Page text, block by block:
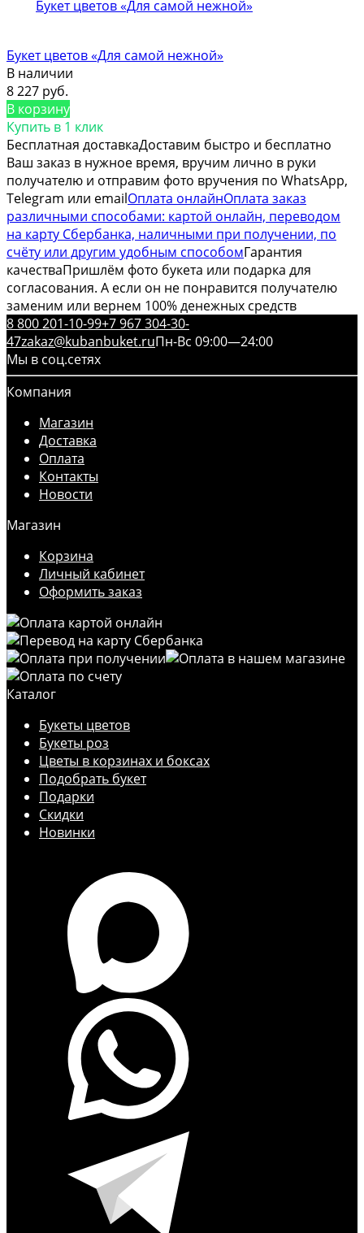
Букет цветов «Для самой нежной»
В наличии
8 227 руб.
В корзину
Купить в 1 клик
Бесплатная доставкаДоставим быстро и бесплатно
Ваш заказ в нужное время, вручим лично в руки
получателю и отправим фото вручения по WhatsApp,
Telegram или emailОплата онлайнОплата заказ
различными способами: картой онлайн, переводом
на карту Сбербанка, наличными при получении, по
счёту или другим удобным способомГарантия
качестваПришлём фото букета или подарка для
согласования. А если он не понравится получателю
заменим или вернем 100% денежных средств
8 800 201-10-99+7 967 304-30-
47zakaz@kubanbuket.ruПн-Вс 09:00—24:00
Мы в соц.сетях
Компания
Магазин
Доставка
Оплата
Контакты
Новости
Магазин
Корзина
Личный кабинет
Оформить заказ
Каталог
Букеты цветов
Букеты роз
Цветы в корзинах и боксах
Подобрать букет
Подарки
Скидки
Новинки